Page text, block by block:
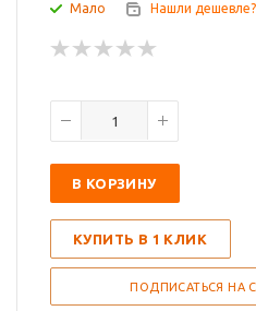
Мало Нашли дешевле?
В КОРЗИНУ
КУПИТЬ В 1 КЛИК
ПОДПИСАТЬСЯ НА